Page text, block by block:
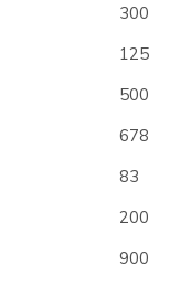
300
125
500
678
83
200
900